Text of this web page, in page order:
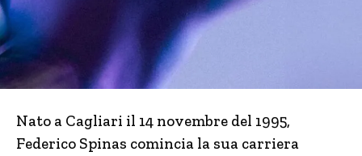
Nato a Cagliari il 14 novembre del 1995,
Federico Spinas comincia la sua carriera